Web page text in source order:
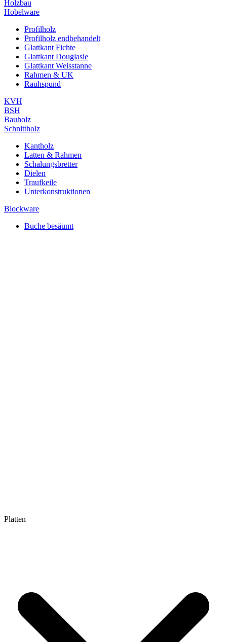
Holzbau
Hobelware
Profilholz
Profilholz endbehandelt
Glattkant Fichte
Glattkant Douglasie
Glattkant Weisstanne
Rahmen & UK
Rauhspund
KVH
BSH
Bauholz
Schnittholz
Kantholz
Latten & Rahmen
Schalungsbretter
Dielen
Traufkeile
Unterkonstruktionen
Blockware
Buche besäumt
Platten